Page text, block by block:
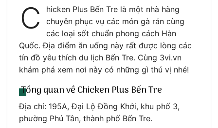
C
hicken Plus Bến Tre là một nhà hàng
chuyên phục vụ các món gà rán cùng
các loại sốt chuẩn phong cách Hàn
Quốc. Địa điểm ăn uống này rất được lòng các
tín đồ yêu thích du lịch Bến Tre. Cùng 3vi.vn
khám phá xem nơi này có những gì thú vị nhé!
Tổng quan về Chicken Plus Bến Tre
Địa chỉ: 195A, Đại Lộ Đồng Khởi, khu phố 3,
phường Phú Tân, thành phố Bến Tre.